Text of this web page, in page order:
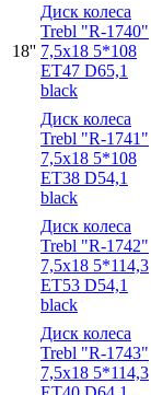
18''
Диск колеса
Trebl "R-1740"
7,5x18 5*108
ET47 D65,1
black
Диск колеса
Trebl "R-1741"
7,5x18 5*108
ET38 D54,1
black
Диск колеса
Trebl "R-1742"
7,5x18 5*114,3
ET53 D54,1
black
Диск колеса
Trebl "R-1743"
7,5x18 5*114,3